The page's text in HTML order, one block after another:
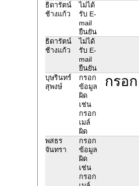
ธิดารัตน์
ช้างแก้ว
ไม่ได้
รับ E-
mail
ยืนยัน
ธิดารัตน์
ช้างแก้ว
ไม่ได้
รับ E-
mail
ยืนยัน
บุษรินทร์
สุพงษ์
กรอก
ข้อมูล
ผิด
เช่น
กรอก
เมล์
ผิด
กรอ
พสธร
จันทรา
กรอก
ข้อมูล
ผิด
เช่น
กรอก